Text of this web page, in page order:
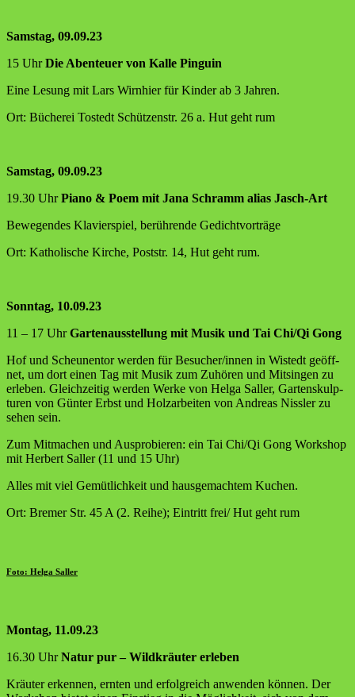
Sams­tag, 09.09.23
15 UhrDie Aben­teu­er von Kal­le Pinguin
Eine Lesung mit Lars Wirn­hier für Kin­der ab 3 Jahren.
Ort: Büche­rei Tostedt Schüt­zen­str. 26 a. Hut geht rum
Sams­tag, 09.09.23
19.30 UhrPia­no & Poem mit Jana Schramm ali­as Jasch-Art
Bewe­gen­des Kla­vier­spiel, berüh­ren­de Gedichtvorträge
Ort: Katho­li­sche Kir­che, Post­str. 14, Hut geht rum.
Sonn­tag, 10.09.23
11 – 17 UhrGar­ten­aus­stel­lung mit Musik und Tai Chi/Qi Gong
Hof und Scheu­nen­tor wer­den für Besucher/innen in Wistedt geöff­
net, um dort einen Tag mit Musik zum Zuhö­ren und Mit­sin­gen zu
erle­ben. Gleich­zei­tig wer­den Wer­ke von Hel­ga Sal­ler, Gar­ten­skulp­
tu­ren von Gün­ter Erbst und Holz­ar­bei­ten von Andre­as Niss­ler zu
sehen sein.
Zum Mit­ma­chen und Aus­pro­bie­ren: ein Tai Chi/Qi Gong Work­shop
mit Her­bert Sal­ler (11 und 15 Uhr)
Alles mit viel Gemüt­lich­keit und haus­ge­mach­tem Kuchen.
Ort: Bre­mer Str. 45 A (2. Rei­he); Ein­tritt frei/ Hut geht rum
Foto: Hel­ga Saller
Mon­tag, 11.09.23
16.30 UhrNatur pur – Wild­kräu­ter erleben
Kräu­ter erken­nen, ern­ten und erfolg­reich anwen­den kön­nen. Der